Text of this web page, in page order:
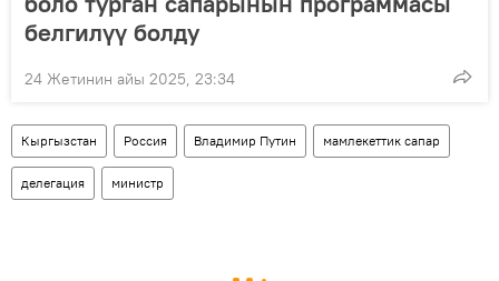
белгилүү болду
24 Жетинин айы 2025, 23:34
Кыргызстан Россия Владимир Путин мамлекеттик сапар
делегация министр